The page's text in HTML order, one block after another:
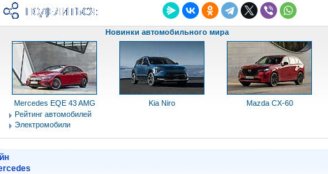
Новинки автомобильного мира
Mercedes EQE 43 AMG Kia Niro Mazda CX-60
Рейтинг автомобилей
Электромобили